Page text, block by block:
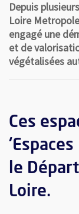
Depuis
Loire
engagé une
et de
végétalisées
Ces
le
Loire.